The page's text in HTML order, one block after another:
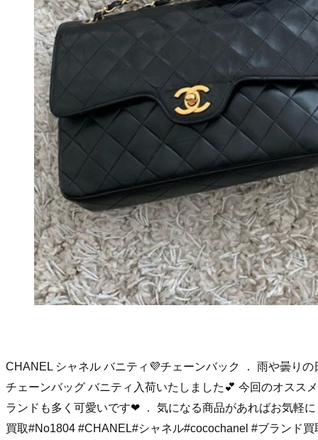
CHANEL シャネル バニティ💜チェーンバック ． 雨や曇り
チェーンバッグ バニティ入荷いたしました💕 今回のオスス
ランドも多く可愛いです❤︎ ． 気になる商品があればお気軽
買取#No1804 #CHANEL#シャネル#cocochanel #ブランド